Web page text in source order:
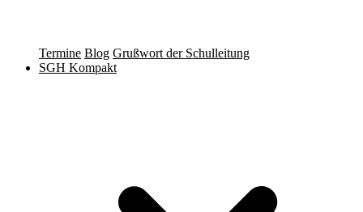
Termine Blog Grußwort der Schulleitung
SGH Kompakt